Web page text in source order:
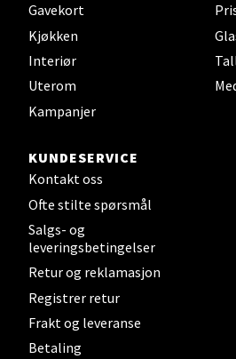
Gavekort
Kjøkken
Interiør
Uterom
Kampanjer
KUNDESERVICE
Kontakt oss
Ofte stilte spørsmål
Salgs- og
leveringsbetingelser
Retur og reklamasjon
Registrer retur
Frakt og leveranse
Betaling
Karmsund - Thon
Åpningstider ikke tilgjengelig
Stavanger og
Senter